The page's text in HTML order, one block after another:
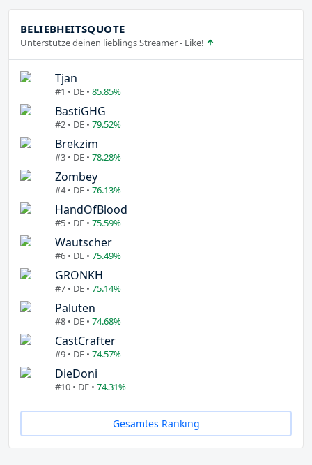
BELIEBHEITSQUOTE
Unterstütze deinen lieblings Streamer - Like!
Tjan
#1 • DE • 85.85%
BastiGHG
#2 • DE • 79.52%
Brekzim
#3 • DE • 78.28%
Zombey
#4 • DE • 76.13%
HandOfBlood
#5 • DE • 75.59%
Wautscher
#6 • DE • 75.49%
GRONKH
#7 • DE • 75.14%
Paluten
#8 • DE • 74.68%
CastCrafter
#9 • DE • 74.57%
DieDoni
#10 • DE • 74.31%
Gesamtes Ranking